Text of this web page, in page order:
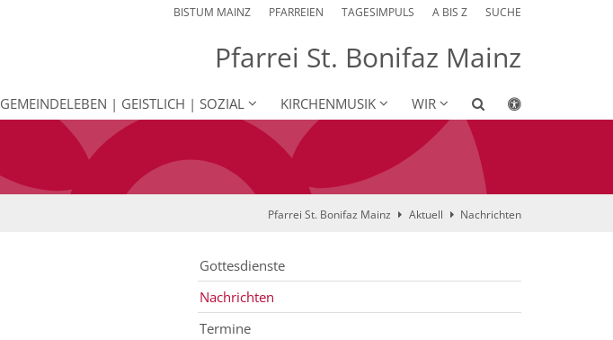
BISTUM MAINZ PFARREIEN TAGESIMPULS A BIS Z SUCHE
Pfarrei St. Bonifaz Mainz
GEMEINDELEBEN | GEISTLICH | SOZIAL KIRCHENMUSIK WIR
Pfarrei St. Bonifaz Mainz Aktuell Nachrichten
Gottesdienste
Nachrichten
Termine